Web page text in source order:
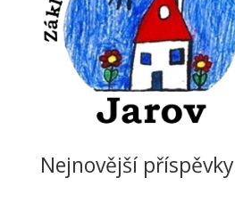
Nejnovější příspěvky